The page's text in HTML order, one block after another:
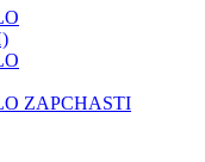
ZAPCHASTI